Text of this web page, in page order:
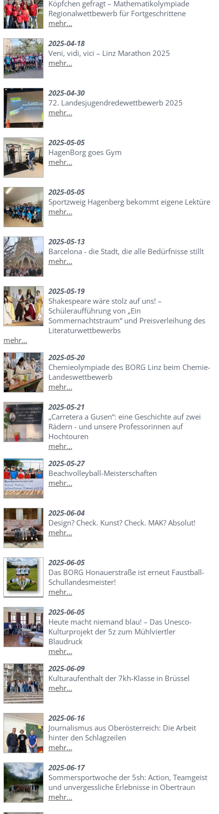
Köpfchen gefragt – Mathematikolympiade
Regionalwettbewerb für Fortgeschrittene
mehr...
2025-04-18
Veni, vidi, vici – Linz Marathon 2025
mehr...
2025-04-30
72. Landesjugendredewettbewerb 2025
mehr...
2025-05-05
HagenBorg goes Gym
mehr...
2025-05-05
Sportzweig Hagenberg bekommt eigene Lektüre
mehr...
2025-05-13
Barcelona - die Stadt, die alle Bedürfnisse stillt
mehr...
2025-05-19
Shakespeare wäre stolz auf uns! –
Schüleraufführung von „Ein
Sommernachtstraum“ und Preisverleihung des
Literaturwettbewerbs
mehr...
2025-05-20
Chemieolympiade des BORG Linz beim Chemie-
Landeswettbewerb
mehr...
2025-05-21
„Carretera a Gusen“: eine Geschichte auf zwei
Rädern - und unsere Professorinnen auf
Hochtouren
mehr...
2025-05-27
Beachvolleyball-Meisterschaften
mehr...
2025-06-04
Design? Check. Kunst? Check. MAK? Absolut!
mehr...
2025-06-05
Das BORG Honauerstraße ist erneut Faustball-
Schullandesmeister!
mehr...
2025-06-05
Heute macht niemand blau! – Das Unesco-
Kulturprojekt der 5z zum Mühlviertler
Blaudruck
mehr...
2025-06-09
Kulturaufenthalt der 7kh-Klasse in Brüssel
mehr...
2025-06-16
Journalismus aus Oberösterreich: Die Arbeit
hinter den Schlagzeilen
mehr...
2025-06-17
Sommersportwoche der 5sh: Action, Teamgeist
und unvergessliche Erlebnisse in Obertraun
mehr...